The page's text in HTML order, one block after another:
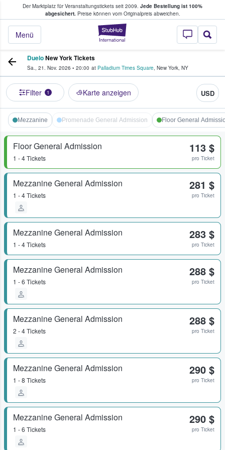
Der Marktplatz für Veranstaltungstickets seit 2009. Jede Bestellung ist 100%
abgesichert.Preise können vom Originalpreis abweichen.
StubHub - Wo
Menü
Tickets kaufen & verkaufen
DueloNew York Tickets
Sa., 21. Nov. 2026 • 20:00 at Palladium Times Square, New York, NY
Filter 1 Karte anzeigen USD
Mezzanine Promenade General Admission Floor General
Floor General Admission
1 - 4 Tickets
113 $
pro Ticket
Mezzanine General Admission
1 - 4 Tickets
281 $
pro Ticket
Mezzanine General Admission
1 - 4 Tickets
283 $
pro Ticket
Mezzanine General Admission
1 - 6 Tickets
288 $
pro Ticket
Mezzanine General Admission
2 - 4 Tickets
288 $
pro Ticket
Mezzanine General Admission
1 - 8 Tickets
290 $
pro Ticket
Mezzanine General Admission
1 - 6 Tickets
290 $
pro Ticket